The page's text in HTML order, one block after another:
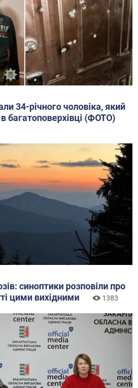
34-річного чоловіка, який
в багатоповерхівці (ФОТО)
синоптики розповіли про
цими вихідними
1383